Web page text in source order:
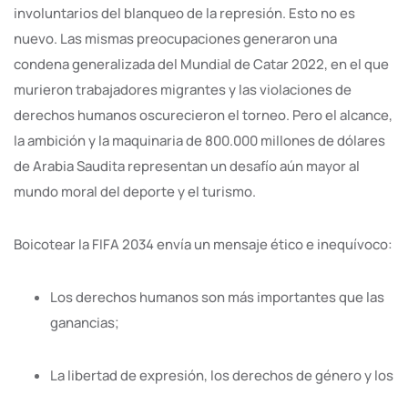
involuntarios del blanqueo de la represión. Esto no es
nuevo. Las mismas preocupaciones generaron una
condena generalizada del Mundial de Catar 2022, en el que
murieron trabajadores migrantes y las violaciones de
derechos humanos oscurecieron el torneo. Pero el alcance,
la ambición y la maquinaria de 800.000 millones de dólares
de Arabia Saudita representan un desafío aún mayor al
mundo moral del deporte y el turismo.
Boicotear la FIFA 2034 envía un mensaje ético e inequívoco:
Los derechos humanos son más importantes que las
ganancias;
La libertad de expresión, los derechos de género y los